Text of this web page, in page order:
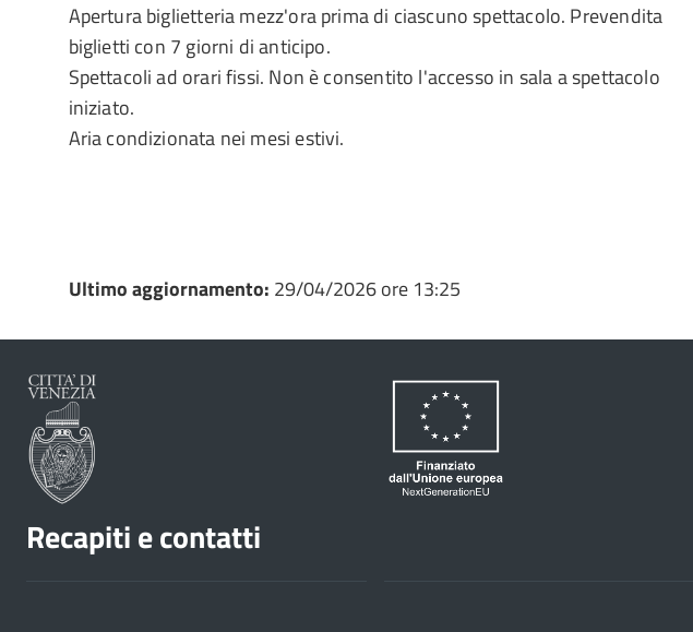
Apertura biglietteria mezz'ora prima di ciascuno spettacolo. Prevendita
biglietti con 7 giorni di anticipo.
Spettacoli ad orari fissi. Non è consentito l'accesso in sala a spettacolo
iniziato.
Aria condizionata nei mesi estivi.
Ultimo aggiornamento: 29/04/2026 ore 13:25
Recapiti e contatti